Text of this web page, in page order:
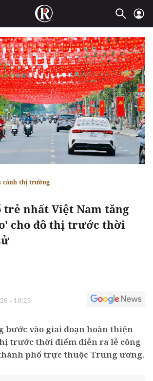
cảnh thị trường
trẻ nhất Việt Nam tăng
cho đô thị trước thời
- 10:25
bước vào giai đoạn hoàn thiện
trước thời điểm diễn ra lễ công
phố trực thuộc Trung ương.